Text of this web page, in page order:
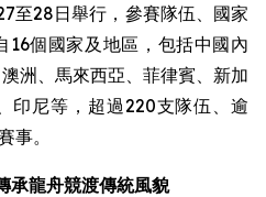
至28日舉行，參賽隊伍、國家
16個國家及地區，包括中國內
洲、馬來西亞、菲律賓、新加
印尼等，超過220支隊伍、逾
事。
承龍舟競渡傳統風貌